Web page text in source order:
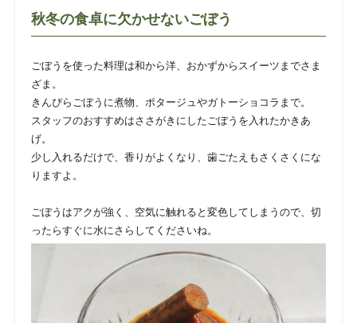
秋冬の食卓に欠かせないごぼう
ごぼう を使った料理は和から洋、おかずからスイーツまでさま
ざま。
きんぴら ごぼう に煮物、ポタージュやガトーショコラまで。
スタッフのおすすめはささがきにしたごぼうを入れたかきあ
げ。
少し入れるだけで、香りがよくなり、歯ごたえもさくさくにな
りますよ。
ごぼうはアクが強く、空気に触れると変色してしまうので、切
ったらすぐに水にさらしてくださいね。